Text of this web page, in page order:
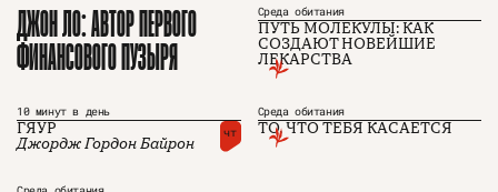
ДЖОН ЛО: АВТОР ПЕРВОГО
ФИНАНСОВОГО ПУЗЫРЯ
Среда обитания
ПУТЬ МОЛЕКУЛЫ: КАК
СОЗДАЮТ НОВЕЙШИЕ
ЛЕКАРСТВА
10 минут в день
ГЯУР
Джордж Гордон Байрон
чт
Среда обитания
ТО, ЧТО ТЕБЯ КАСАЕТСЯ
О проекте
Команда
Авторы
ЧТИВО ДОМ
YouTube
Telegram
Рекламодателям